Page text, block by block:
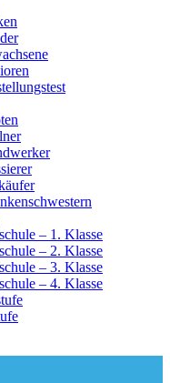
– 1. Klasse
– 2. Klasse
– 3. Klasse
– 4. Klasse